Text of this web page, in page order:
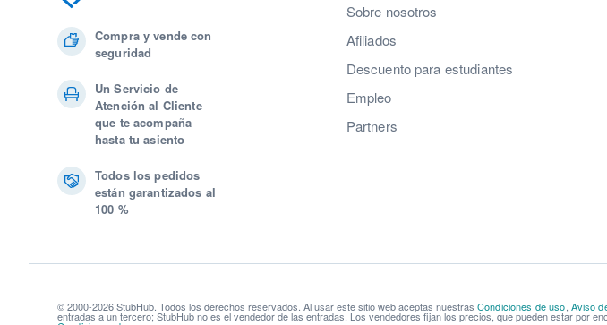
Compra y vende con
seguridad
Un Servicio de
Atención al Cliente
que te acompaña
hasta tu asiento
Todos los pedidos
están garantizados al
100 %
Sobre nosotros
Afiliados
Descuento para estudiantes
Empleo
Partners
© 2000-2026 StubHub. Todos los derechos reservados. Al usar este sitio web aceptas nuestras Condiciones de uso Aviso
entradas a un tercero; StubHub no es el vendedor de las entradas. Los vendedores fijan los precios, que pueden estar por